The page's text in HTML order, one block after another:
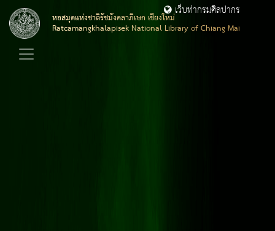
หอสมุดแห่งชาติรัชมังคลาภิเษก เชียงใหม่
Ratcamangkhalapisek National Library of Chiang Mai
เว็บท่ากรมศิลปากร